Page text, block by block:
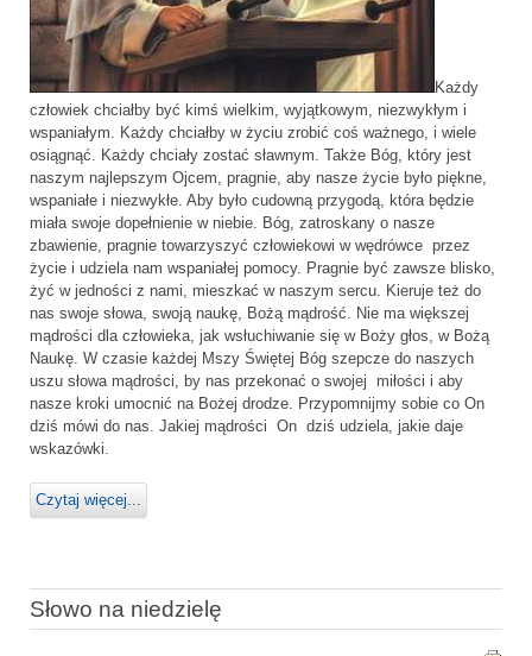
Każdy
człowiek chciałby być kimś wielkim, wyjątkowym, niezwykłym i
wspaniałym. Każdy chciałby w życiu zrobić coś ważnego, i wiele
osiągnąć. Każdy chciały zostać sławnym. Także Bóg, który jest
naszym najlepszym Ojcem, pragnie, aby nasze życie było piękne,
wspaniałe i niezwykłe. Aby było cudowną przygodą, która będzie
miała swoje dopełnienie w niebie. Bóg, zatroskany o nasze
zbawienie, pragnie towarzyszyć człowiekowi w wędrówce przez
życie i udziela nam wspaniałej pomocy. Pragnie być zawsze blisko,
żyć w jedności z nami, mieszkać w naszym sercu. Kieruje też do
nas swoje słowa, swoją naukę, Bożą mądrość. Nie ma większej
mądrości dla człowieka, jak wsłuchiwanie się w Boży głos, w Bożą
Naukę. W czasie każdej Mszy Świętej Bóg szepcze do naszych
uszu słowa mądrości, by nas przekonać o swojej miłości i aby
nasze kroki umocnić na Bożej drodze. Przypomnijmy sobie co On
dziś mówi do nas. Jakiej mądrości On dziś udziela, jakie daje
wskazówki.
Czytaj więcej...
Słowo na niedzielę